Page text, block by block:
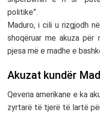
politike”.
Maduro, i cili u rizgjodh
shoqëruar me akuza për
pjesa më e madhe e
Akuzat kundër
Qeveria amerikane e ka
zyrtarë të tjerë të lartë